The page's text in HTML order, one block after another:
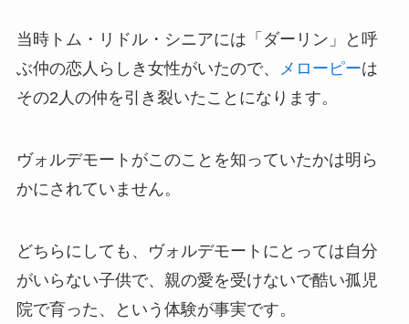
当時トム・リドル・シニアには「ダーリン」と呼
ぶ仲の恋人らしき女性がいたので、
メローピーは
その2人の仲を引き裂いたことになります。
ヴォルデモートがこのことを知っていたかは明ら
かにされていません。
どちらにしても、ヴォルデモートにとっては自分
がいらない子供で、親の愛を受けないで酷い孤児
院で育った、という体験が事実です。